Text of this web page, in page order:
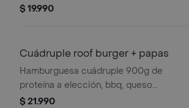
mantecoso, queso cheddar, tocino
$ 19.990
Cuádruple roof burger + papas
Hamburguesa cuádruple 900g de
proteína a elección, bbq, queso
mantecoso, queso cheddar, tocino
$ 21.990